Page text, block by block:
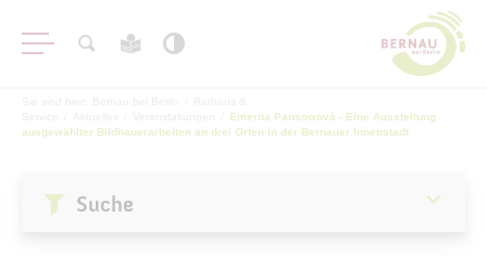
Emerita Pansowová - Eine Ausstellung
ausgewählter Bildhauerarbeiten an drei Orten in der Bernauer Innenstadt
Suche